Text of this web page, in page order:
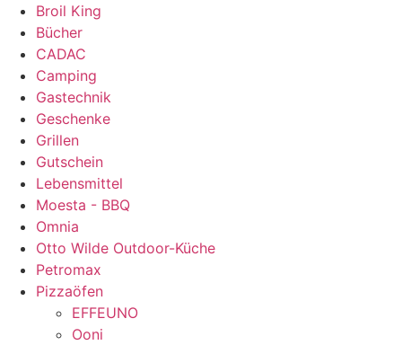
Broil King
Bücher
CADAC
Camping
Gastechnik
Geschenke
Grillen
Gutschein
Lebensmittel
Moesta - BBQ
Omnia
Otto Wilde Outdoor-Küche
Petromax
Pizzaöfen
EFFEUNO
Ooni